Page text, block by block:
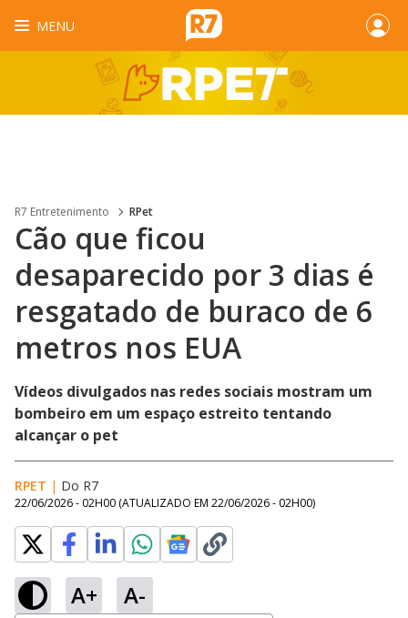
MENU
R7 Entretenimento RPet
Cão que ficou
desaparecido por 3 dias é
resgatado de buraco de 6
metros nos EUA
Vídeos divulgados nas redes sociais mostram um
bombeiro em um espaço estreito tentando
alcançar o pet
RPET | Do R7
22/06/2026 - 02H00 (ATUALIZADO EM 22/06/2026 - 02H00)
A+ A-